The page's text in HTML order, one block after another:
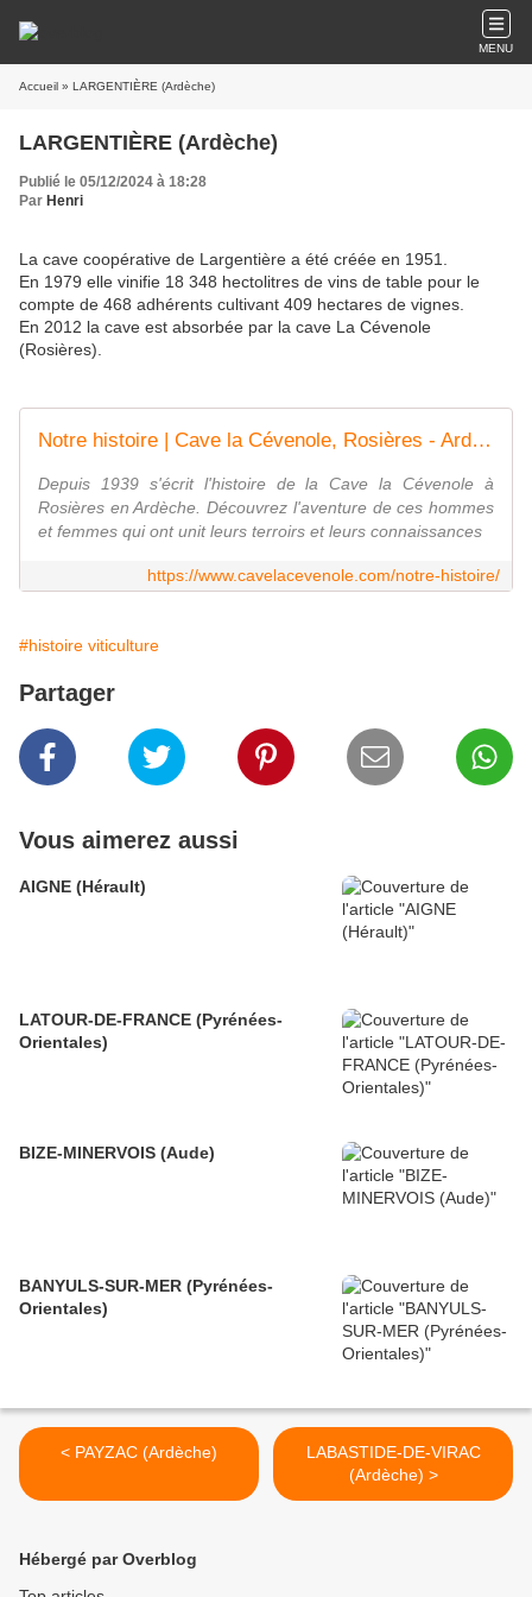
MENU
Accueil » LARGENTIÈRE (Ardèche)
LARGENTIÈRE (Ardèche)
Publié le 05/12/2024 à 18:28
Par Henri
La cave coopérative de Largentière a été créée en 1951.
En 1979 elle vinifie 18 348 hectolitres de vins de table pour le
compte de 468 adhérents cultivant 409 hectares de vignes.
En 2012 la cave est absorbée par la cave La Cévenole
(Rosières).
Notre histoire | Cave la Cévenole, Rosières - Ardèche
Depuis 1939 s'écrit l'histoire de la Cave la Cévenole à
Rosières en Ardèche. Découvrez l'aventure de ces hommes
et femmes qui ont unit leurs terroirs et leurs connaissances
https://www.cavelacevenole.com/notre-histoire/
#histoire viticulture
Partager
Vous aimerez aussi
AIGNE (Hérault)
LATOUR-DE-FRANCE (Pyrénées-
Orientales)
BIZE-MINERVOIS (Aude)
BANYULS-SUR-MER (Pyrénées-
Orientales)
< PAYZAC (Ardèche)
LABASTIDE-DE-VIRAC
(Ardèche) >
Hébergé par Overblog